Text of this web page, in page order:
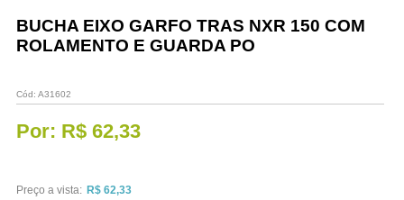
Promoções
BUCHA EIXO GARFO TRAS NXR 150 COM
ROLAMENTO E GUARDA PO
Cód: A31602
Por: R$ 62,33
Preço a vista: R$ 62,33